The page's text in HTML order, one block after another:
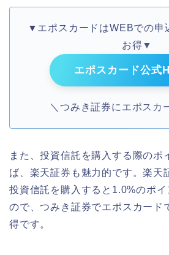
▼エポスカードはWEBでの申
お得▼
エポスカード公式
＼つみき証券にエポスカ
また、投資信託を購入する際のポ
ば、楽天証券も魅力的です。楽天
投資信託を購入すると1.0%のポ
ので、つみき証券でエポスカード
得です。